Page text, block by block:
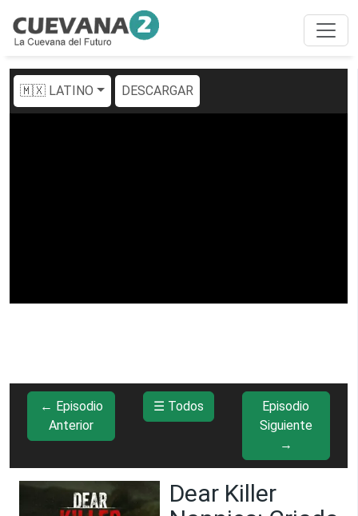
🇲🇽 LATINO DESCARGAR
← Episodio
Anterior
☰ Todos
Episodio
Siguiente
→
Dear Killer